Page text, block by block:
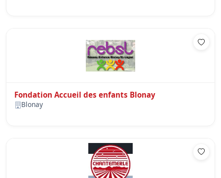
Fondation Accueil des enfants Blonay
Blonay